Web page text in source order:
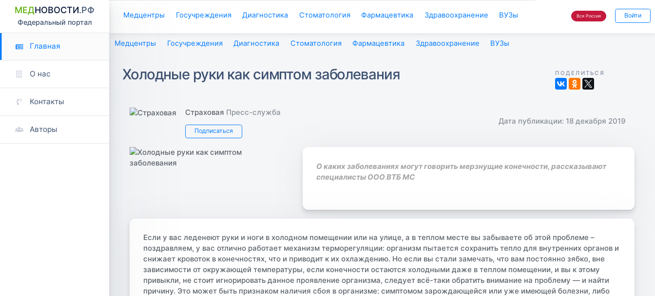
МЕДНОВОСТИ.РФ
Федеральный портал
Главная
О нас
Контакты
Авторы
Медцентры Госучреждения Диагностика Стоматология Фармацевтика Здравоохранение ВУЗы Вся Россия Войти
Медцентры Госучреждения Диагностика Стоматология Фармацевтика Здравоохранение ВУЗы
Холодные руки как симптом заболевания ПОДЕЛИТЬСЯ
Страховая Пресс-служба
Подписаться
Дата публикации: 18 декабря 2019
О каких заболеваниях могут говорить мерзнущие конечности, рассказывают
специалисты ООО ВТБ МС
Если у вас леденеют руки и ноги в холодном помещении или на улице, а в теплом месте вы забываете об этой проблеме –
поздравляем, у вас отлично работает механизм терморегуляции: организм пытается сохранить тепло для внутренних органов и
снижает кровоток в конечностях, что и приводит к их охлаждению. Но если вы стали замечать, что вам постоянно зябко, вне
зависимости от окружающей температуры, если конечности остаются холодными даже в теплом помещении, и вы к этому
привыкли, не стоит игнорировать данное проявление организма, следует всё-таки обратить внимание на проблему — и найти
причину. Это может быть признаком наличия сбоя в организме: симптомом зарождающейся или уже имеющей болезни, либо